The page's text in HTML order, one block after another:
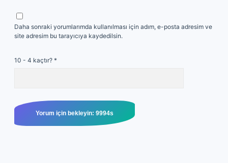
Daha sonraki yorumlarımda kullanılması için adım, e-posta adresim ve
site adresim bu tarayıcıya kaydedilsin.
10 - 4 kaçtır? *